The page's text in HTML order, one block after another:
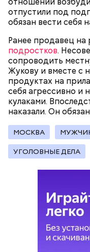
отпустили под
обязан вести себя
Ранее продавец на
подростков.
сопроводить
Жукову и вместе с
продуктах на
себя агрессивно и
кулаками.
наказали. Он
МОСКВА
УГОЛОВНЫЕ ДЕЛА
— Гасанов,
продажи и
сетях. С целью
денежных средств
покупателей
прогнозов ставок
свои личные
также на
счета, — пояснили в
вызвать
распределял их
либопокупал на